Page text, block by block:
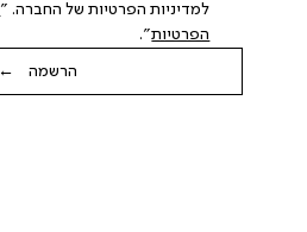
למדיניות הפרטיות של החברה. "
הפרטיות".
הרשמה ←